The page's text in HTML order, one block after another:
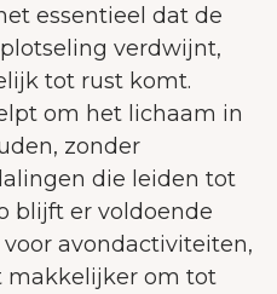
essentieel dat de
verdwijnt,
tot rust komt.
om het lichaam in
zonder
die leiden tot
blijft er voldoende
avondactiviteiten,
makkelijker om tot